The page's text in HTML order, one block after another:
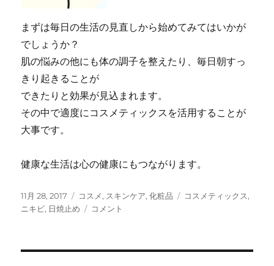
まずは毎日の生活の見直しから始めてみてはいかが
でしょうか？
肌の悩みの他にも体の調子を整えたり、毎日朝すっ
きり起きることが
できたりと効果が見込まれます。
その中で適度にコスメティックスを活用することが
大事です。
健康な生活は心の健康にもつながります。
投
稿
11月 28, 2017
カ
テ
コスメ, スキンケア,化粧品
タ
コスメティックス,
ニキビ, 日焼止め
コ
コメント